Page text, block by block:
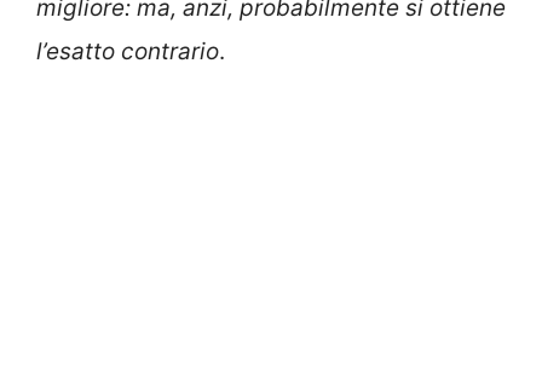
migliore: ma, anzi, probabilmente si ottiene
l’esatto contrario.